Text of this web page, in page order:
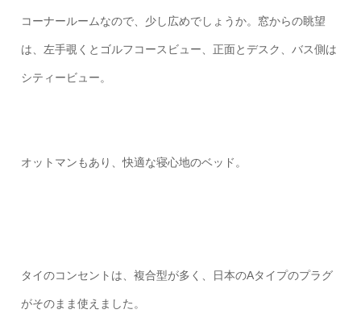
コーナールームなので、少し広めでしょうか。窓からの眺望
は、左手覗くとゴルフコースビュー、正面とデスク、バス側は
シティービュー。
オットマンもあり、快適な寝心地のベッド。
タイのコンセントは、複合型が多く、日本のAタイプのプラグ
がそのまま使えました。